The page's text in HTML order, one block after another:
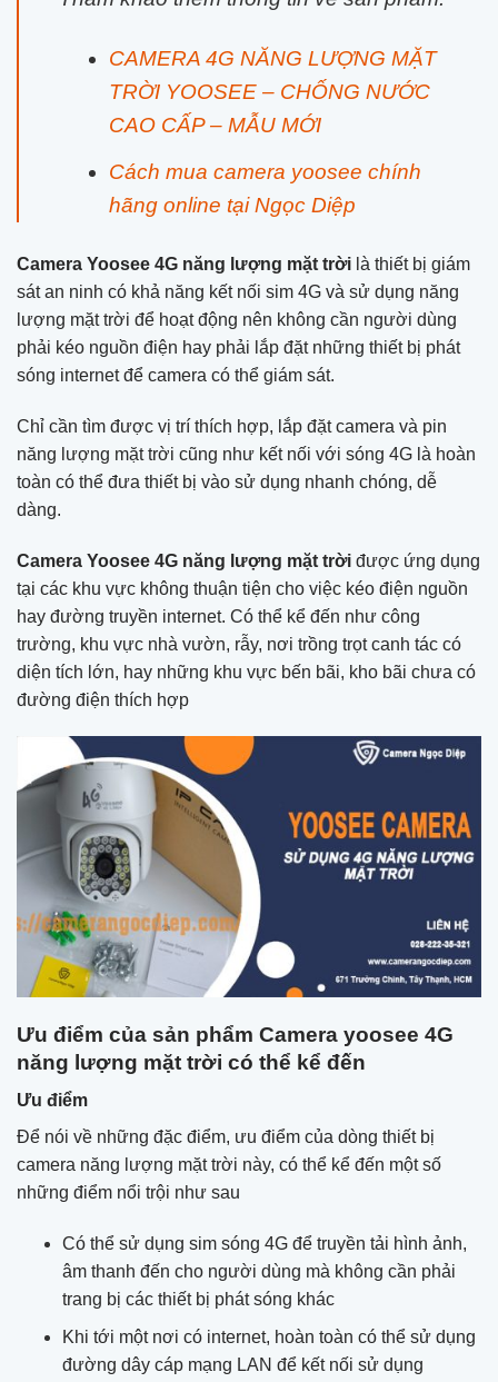
CAMERA 4G NĂNG LƯỢNG MẶT
TRỜI YOOSEE – CHỐNG NƯỚC
CAO CẤP – MẪU MỚI
Cách mua camera yoosee chính
hãng online tại Ngọc Diệp
Camera Yoosee 4G năng lượng mặt trời là thiết bị giám
sát an ninh có khả năng kết nối sim 4G và sử dụng năng
lượng mặt trời để hoạt động nên không cần người dùng
phải kéo nguồn điện hay phải lắp đặt những thiết bị phát
sóng internet để camera có thể giám sát.
Chỉ cần tìm được vị trí thích hợp, lắp đặt camera và pin
năng lượng mặt trời cũng như kết nối với sóng 4G là hoàn
toàn có thể đưa thiết bị vào sử dụng nhanh chóng, dễ
dàng.
Camera Yoosee 4G năng lượng mặt trời được ứng dụng
tại các khu vực không thuận tiện cho việc kéo điện nguồn
hay đường truyền internet. Có thể kể đến như công
trường, khu vực nhà vườn, rẫy, nơi trồng trọt canh tác có
diện tích lớn, hay những khu vực bến bãi, kho bãi chưa có
đường điện thích hợp
Ưu điểm của sản phẩm Camera yoosee 4G
năng lượng mặt trời có thể kể đến
Ưu điểm
Để nói về những đặc điểm, ưu điểm của dòng thiết bị
camera năng lượng mặt trời này, có thể kể đến một số
những điểm nổi trội như sau
Có thể sử dụng sim sóng 4G để truyền tải hình ảnh,
âm thanh đến cho người dùng mà không cần phải
trang bị các thiết bị phát sóng khác
Khi tới một nơi có internet, hoàn toàn có thể sử dụng
đường dây cáp mạng LAN để kết nối sử dụng